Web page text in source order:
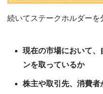
続いてステークホルダーを
現在の市場において、
ンを取っているか
株主や取引先、消費